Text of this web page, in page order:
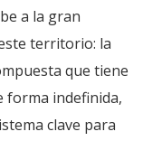
a la gran
territorio: la
que tiene
forma indefinida,
clave para